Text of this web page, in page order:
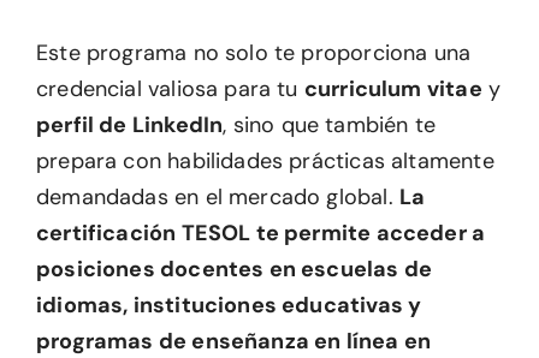
Este programa no solo te proporciona una
credencial valiosa para tu curriculum vitae y
perfil de LinkedIn, sino que también te
prepara con habilidades prácticas altamente
demandadas en el mercado global. La
certificación TESOL te permite acceder a
posiciones docentes en escuelas de
idiomas, instituciones educativas y
programas de enseñanza en línea en